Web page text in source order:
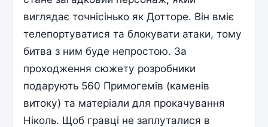
виглядає точнісінько як Дотторе. Він вміє
телепортуватися та блокувати атаки, тому
битва з ним буде непростою. За
проходження сюжету розробники
подарують 560 Примогемів (каменів
витоку) та матеріали для прокачування
Ніколь. Щоб гравці не заплуталися в